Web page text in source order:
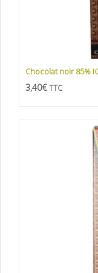
Chocolat noir 85%
3,40€ TTC